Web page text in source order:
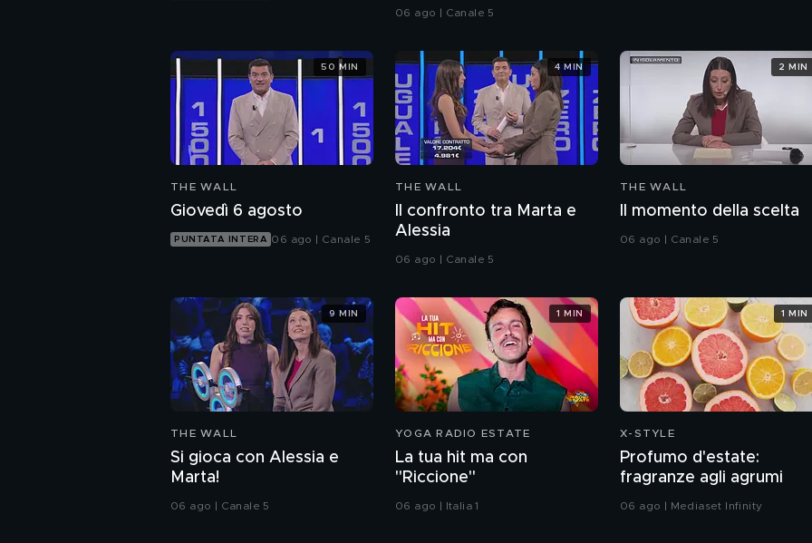
06 ago | Canale 5
THE WALL
Giovedì 6 agosto
PUNTATA INTERA 06 ago | Canale 5
50 MIN
THE WALL
Il confronto tra Marta e
Alessia
06 ago | Canale 5
4 MIN
THE WALL
Il momento della scelta
06 ago | Canale 5
2 MIN
THE WALL
Si gioca con Alessia e
Marta!
06 ago | Canale 5
9 MIN
YOGA RADIO ESTATE
La tua hit ma con
"Riccione"
06 ago | Italia 1
1 MIN
X-STYLE
Profumo d'estate:
fragranze agli agrumi
06 ago | Mediaset Infinity
1 MIN